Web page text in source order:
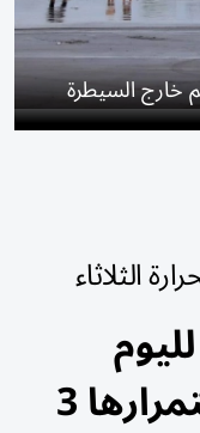
خارج السيطرة
الثلاثاء
الثاني وتوقعات باستمرارها 3